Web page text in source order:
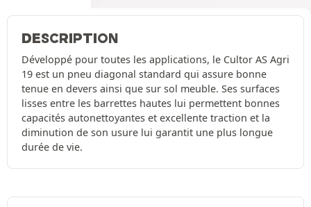
DESCRIPTION
Développé pour toutes les applications, le Cultor AS Agri
19 est un pneu diagonal standard qui assure bonne
tenue en devers ainsi que sur sol meuble. Ses surfaces
lisses entre les barrettes hautes lui permettent bonnes
capacités autonettoyantes et excellente traction et la
diminution de son usure lui garantit une plus longue
durée de vie.